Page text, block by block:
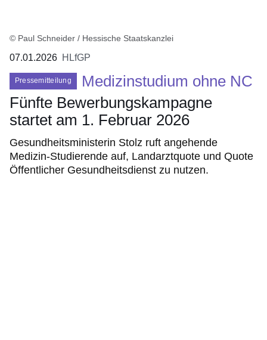
© Paul Schneider / Hessische Staatskanzlei
07.01.2026 HLfGP
Pressemitteilung
Medizinstudium ohne NC
Fünfte Bewerbungskampagne
startet am 1. Februar 2026
Gesundheitsministerin Stolz ruft angehende
Medizin-Studierende auf, Landarztquote und Quote
Öffentlicher Gesundheitsdienst zu nutzen.